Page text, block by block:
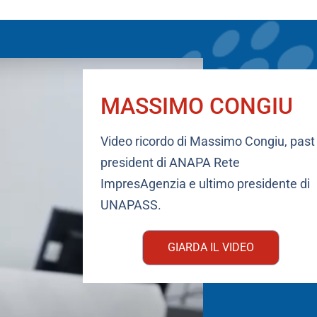
MASSIMO CONGIU
Video ricordo di Massimo Congiu, past
president di ANAPA Rete
ImpresAgenzia e ultimo presidente di
UNAPASS.
GIARDA IL VIDEO